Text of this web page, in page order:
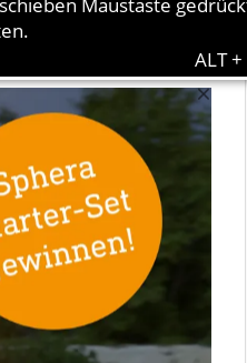
×
Sensor-LED-
Line
RS PRO S30 SC